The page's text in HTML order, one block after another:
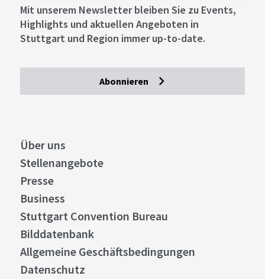
Mit unserem Newsletter bleiben Sie zu Events,
Highlights und aktuellen Angeboten in
Stuttgart und Region immer up-to-date.
Abonnieren
Über uns
Stellenangebote
Presse
Business
Stuttgart Convention Bureau
Bilddatenbank
Allgemeine Geschäftsbedingungen
Datenschutz